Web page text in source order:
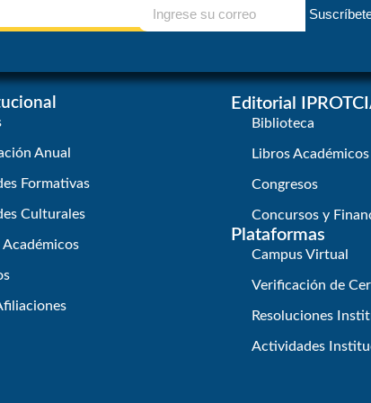
Anual
Formativas
Culturales
Académicos
Editorial
Biblioteca
Libros Académicos
Congresos
Concursos y
Plataformas
Campus Virtual
Verificación de
Resoluciones
Actividades